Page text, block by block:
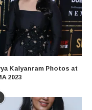
Kalyanram Photos at
2023